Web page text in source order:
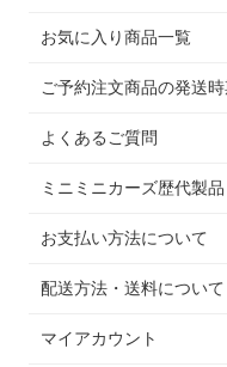
お気に入り商品一覧
ご予約注文商品の発送
よくあるご質問
ミニミニカーズ歴代製品
お支払い方法について
配送方法・送料について
マイアカウント